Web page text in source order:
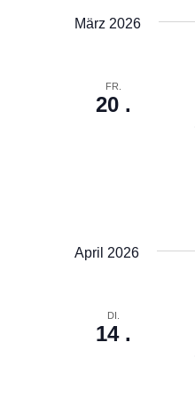
März 2026
FR.
20
April 2026
DI.
14